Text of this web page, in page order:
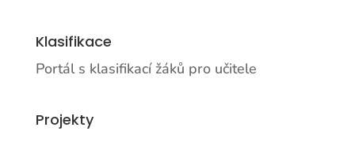
Klasifikace
Portál s klasifikací žáků pro učitele
Projekty